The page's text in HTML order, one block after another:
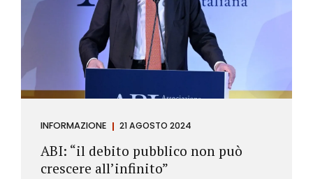
recente normativa della UE sugli obblighi
antiriciclaggio (c.d. AML Package), tra cui il
Regolamento Antiriciclaggio e la Direttiva AML;
all’AMLA, ovvero alla nuova Autorità europea che
INFORMAZIONE 21 AGOSTO 2024
ABI: “il debito pubblico non può
crescere all’infinito”